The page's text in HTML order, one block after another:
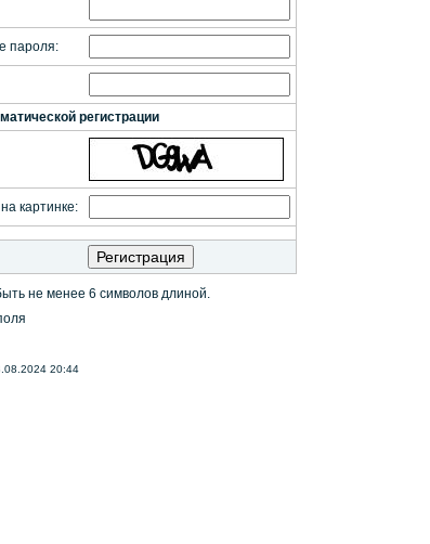
пароля:
регистрации
картинке:
не менее 6 символов длиной.
20:44